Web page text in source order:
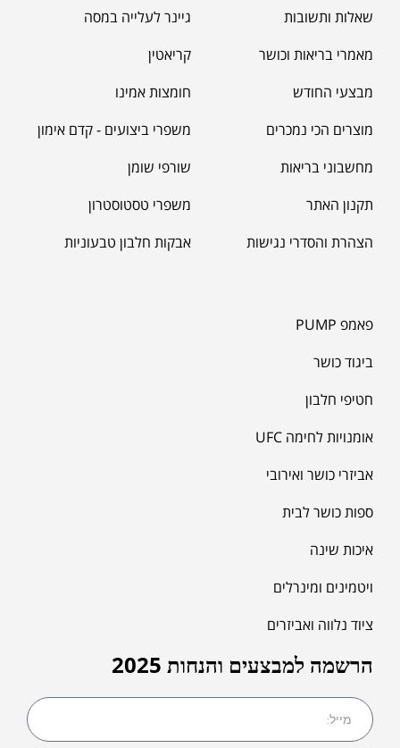
שאלות ותשובות
מאמרי בריאות וכושר
מבצעי החודש
מוצרים הכי נמכרים
מחשבוני בריאות
תקנון האתר
הצהרת והסדרי נגישות
גיינר לעלייה במסה
קריאטין
חומצות אמינו
משפרי ביצועים - קדם אימון
שורפי שומן
משפרי טסטוסטרון
אבקות חלבון טבעוניות
פאמפ PUMP
ביגוד כושר
חטיפי חלבון
אומנויות לחימה UFC
אביזרי כושר ואירובי
ספות כושר לבית
איכות שינה
ויטמינים ומינרלים
ציוד נלווה ואביזרים
הרשמה למבצעים והנחות 2025